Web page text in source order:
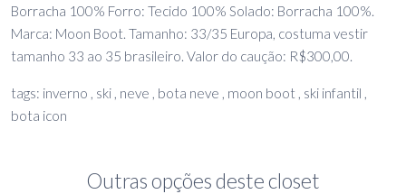
Borracha 100% Forro: Tecido 100% Solado: Borracha 100%.
Marca: Moon Boot. Tamanho: 33/35 Europa, costuma vestir
tamanho 33 ao 35 brasileiro. Valor do caução: R$300,00.
tags: inverno , ski , neve , bota neve , moon boot , ski infantil ,
bota icon
Outras opções deste closet